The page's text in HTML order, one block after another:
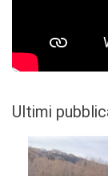
Ultimi